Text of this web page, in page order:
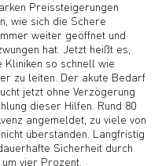
Preissteigerungen
wie sich die Schere
weiter geöffnet und
hat. Jetzt heißt es,
Kliniken so schnell wie
zu leiten. Der akute Bedarf
jetzt ohne Verzögerung
dieser Hilfen. Rund 80
angemeldet, zu viele von
überstanden. Langfristig
Sicherheit durch
vier Prozent.